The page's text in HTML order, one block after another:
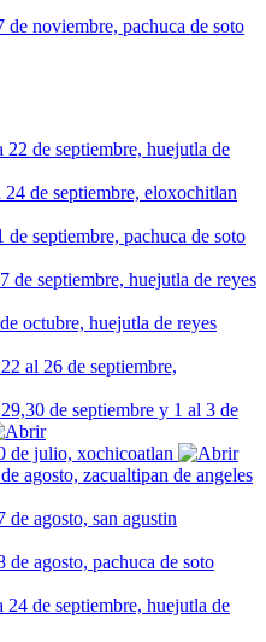
noviembre, pachuca de soto
22 de septiembre, huejutla de
de septiembre, eloxochitlan
septiembre, pachuca de soto
de septiembre, huejutla de reyes
octubre, huejutla de reyes
al 26 de septiembre,
de septiembre y 1 al 3 de
de julio, xochicoatlan
agosto, zacualtipan de angeles
de agosto, san agustin
de agosto, pachuca de soto
24 de septiembre, huejutla de